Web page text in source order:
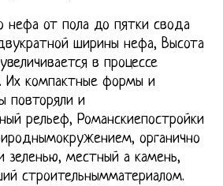
нефа от пола до пятки свода
ширины нефа, Высота
в процессе
Их компактные формы и
повторяли и
рельеф, Романскиепостройки
органично
зеленью, местный а камень,
строительнымматериалом.